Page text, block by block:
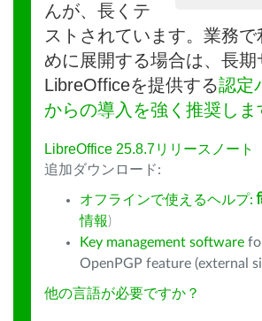
んが、長くテ
ストされています。業務で
めに展開する場合は、長期
LibreOfficeを提供する認定
からの導入を強く推奨しま
LibreOffice 25.8.7リリースノート
追加ダウンロード:
オフラインで使えるヘルプ:
情報)
Key management software
OpenPGP feature (external
他の言語が必要ですか？